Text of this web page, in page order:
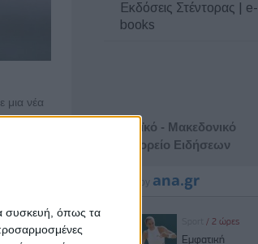
συσκευή, όπως τα
μια νέα
της
και
Εκδόσεις Στέντορας | e-
books
Αθηναϊκό - Μακεδονικό
Πρακτορείο Ειδήσεων